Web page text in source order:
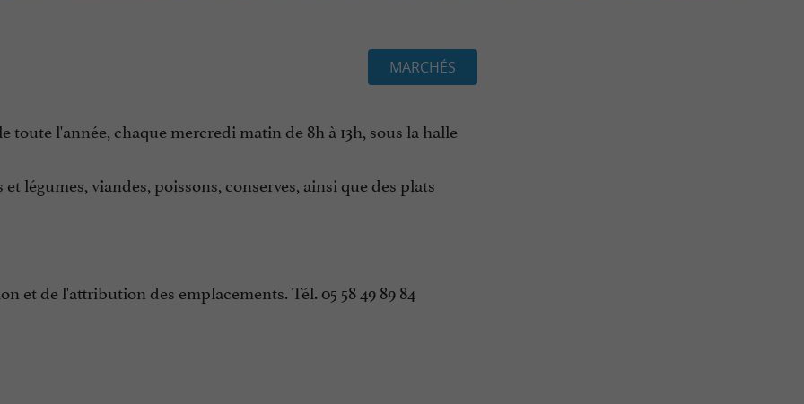
MARCHÉS
l'année, chaque mercredi matin de 8h à 13h, sous la halle
légumes, viandes, poissons, conserves, ainsi que des plats
et de l'attribution des emplacements. Tél. 05 58 49 89 84